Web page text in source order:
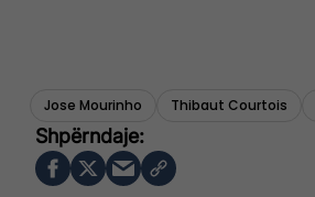
Jose Mourinho Thibaut Courtois